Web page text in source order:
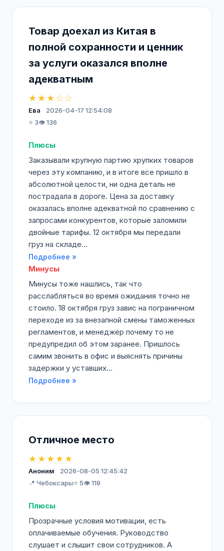
Товар доехал из Китая в
полной сохранности и ценник
за услуги оказался вполне
адекватным
★★★☆☆
Ева
2026-04-17 12:54:08
⭐ 3👁️ 136
Плюсы
Заказывали крупную партию хрупких товаров
через эту компанию, и в итоге все пришло в
абсолютной целости, ни одна деталь не
пострадала в дороге. Цена за доставку
оказалась вполне адекватной по сравнению с
запросами конкурентов, которые заломили
двойные тарифы. 12 октября мы передали
груз на складе...
Подробнее »
Минусы
Минусы тоже нашлись, так что
расслабляться во время ожидания точно не
стоило. 18 октября груз завис на пограничном
переходе из за внезапной смены таможенных
регламентов, и менеджер почему то не
предупредил об этом заранее. Пришлось
самим звонить в офис и выяснять причины
задержки у уставших...
Подробнее »
Отличное место
★★★★★
Аноним
2026-08-05 12:45:42
📍 Чебоксары⭐ 5👁️ 119
Плюсы
Прозрачные условия мотивации, есть
оплачиваемые обучения. Руководство
слушает и слышит свои сотрудников. А